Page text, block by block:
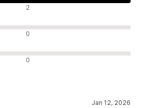
2
0
0
Jan 12, 2026